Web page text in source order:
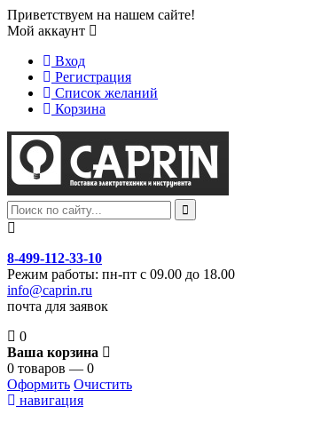
Приветствуем на нашем сайте!
Мой аккаунт
Вход
Регистрация
Список желаний
Корзина
8-499-112-33-10
Режим работы: пн-пт с 09.00 до 18.00
info@caprin.ru
почта для заявок
0
Ваша корзина
0 товаров — 0
Оформить Очистить
навигация